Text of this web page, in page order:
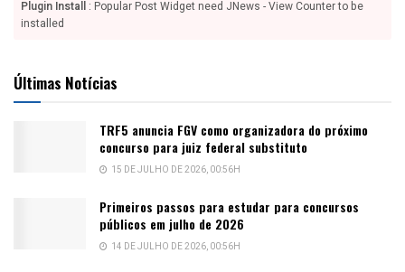
Plugin Install : Popular Post Widget need JNews - View Counter to be
installed
Últimas Notícias
TRF5 anuncia FGV como organizadora do próximo
concurso para juiz federal substituto
15 DE JULHO DE 2026, 00:56H
Primeiros passos para estudar para concursos
públicos em julho de 2026
14 DE JULHO DE 2026, 00:56H